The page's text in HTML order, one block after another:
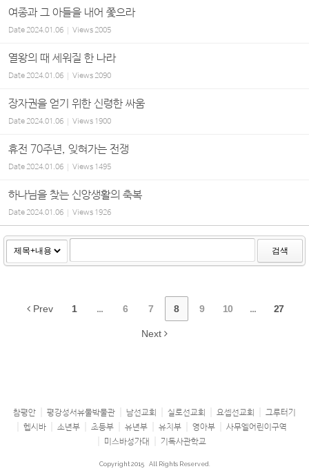
여종과 그 아들을 내어 쫓으라
Date2024.01.06 Views2005
열왕의 때 세워질 한 나라
Date2024.01.06 Views2090
장자권을 얻기 위한 신령한 싸움
Date2024.01.06 Views 1900
휴전 70주년, 잊혀가는 전쟁
Date2024.01.06 Views 1495
하나님을 찾는 신앙생활의 축복
Date2024.01.06 Views 1926
검색
Prev 1 ... 6 7 8 9 10 ... 27
Next
참평안 평강성서유물박물관 남선교회 실로선교회 요셉선교회
그루터기
헵시바
소년부 초등부 유년부 유치부 영아부
사무엘어린이구역
미스바성가대
기독사관학교
Copyright 2015 All Rights Reserved.